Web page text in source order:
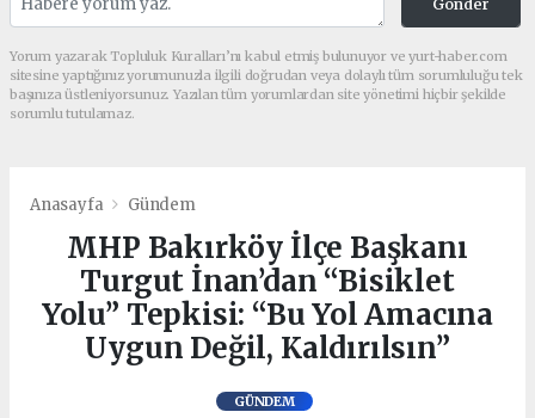
Gönder
Yorum yazarak Topluluk Kuralları’nı kabul etmiş bulunuyor ve yurt-haber.com
sitesine yaptığınız yorumunuzla ilgili doğrudan veya dolaylı tüm sorumluluğu tek
başınıza üstleniyorsunuz. Yazılan tüm yorumlardan site yönetimi hiçbir şekilde
sorumlu tutulamaz.
Anasayfa Gündem
MHP Bakırköy İlçe Başkanı
Turgut İnan’dan “Bisiklet
Yolu” Tepkisi: “Bu Yol Amacına
Uygun Değil, Kaldırılsın”
GÜNDEM